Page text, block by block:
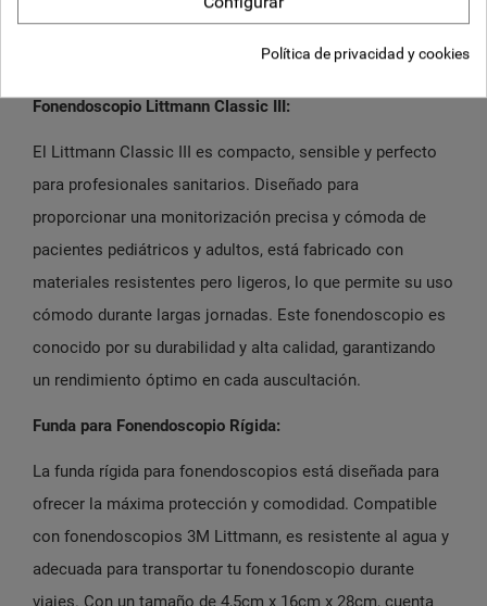
Fonendoscopio Littmann Classic III:
El Littmann Classic III es compacto, sensible y perfecto
para profesionales sanitarios. Diseñado para
proporcionar una monitorización precisa y cómoda de
pacientes pediátricos y adultos, está fabricado con
materiales resistentes pero ligeros, lo que permite su uso
cómodo durante largas jornadas. Este fonendoscopio es
conocido por su durabilidad y alta calidad, garantizando
un rendimiento óptimo en cada auscultación.
Funda para Fonendoscopio Rígida:
La funda rígida para fonendoscopios está diseñada para
ofrecer la máxima protección y comodidad. Compatible
con fonendoscopios 3M Littmann, es resistente al agua y
adecuada para transportar tu fonendoscopio durante
viajes. Con un tamaño de 4,5cm x 16cm x 28cm, cuenta
Política de privacidad y cookies